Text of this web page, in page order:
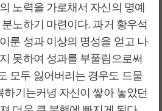
노력을 가로채서 자신의 명예
노하기 마련이다. 과거 황우석
룬 성과 이상의 명성을 얻고 나
못하여 성과를 부풀림으로써
모두 잃어버리는 경우도 드물
하기는커녕 자신이 쌓아 놓았던